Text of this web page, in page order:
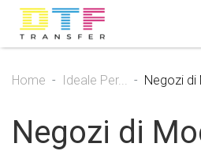
Home Ideale Per... Negozi di
Negozi di